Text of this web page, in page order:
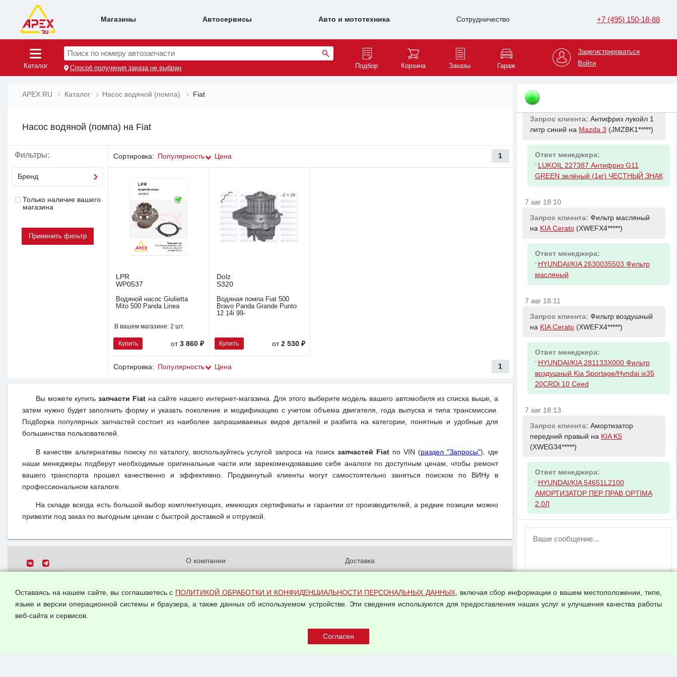
Магазины Автосервисы Авто и мототехника Сотрудничество +7 (495) 150-18-88
Каталог
Поиск по номеру автозапчасти
Способ получения заказа не выбран Подбор Корзина Заказы Гараж
Зарегистрироваться
Войти
APEX.RU Каталог Насос водяной (помпа) Fiat
Насос водяной (помпа) на Fiat
Фильтры:
Бренд
Только наличие вашего
магазина
Сортировка: Популярность Цена 1
LPR
WP0537
Водяной насос Giulietta
Mito 500 Panda Linea
В вашем магазине: 2 шт.
Купить от3 860 ₽
Dolz
S320
Водяная помпа Fiat 500
Bravo Panda Grande Punto
12 14i 99-
Купить от 2 530 ₽
Сортировка: Популярность Цена 1
Вы можете купитьзапчасти Fiatна сайте нашего интернет-магазина. Для этого выберите модель вашего автомобиля из списка выше, а
затем нужно будет заполнить форму и указать поколение и модификацию с учетом объема двигателя, года выпуска и типа трансмиссии.
Подборка популярных запчастей состоит из наиболее запрашиваемых видов деталей и разбита на категории, понятные и удобные для
большинства пользователей.
В качестве альтернативы поиску по каталогу, воспользуйтесь услугой запроса на поискзапчастей Fiat по VIN (раздел "Запросы"), где
наши менеджеры подберут необходимые оригинальные части или зарекомендовавшие себя аналоги по доступным ценам, чтобы ремонт
вашего транспорта прошел качественно и эффективно. Продвинутый клиенты могут самостоятельно заняться поиском по ВИНу в
профессиональном каталоге.
На складе всегда есть большой выбор комплектующих, имеющих сертификаты и гарантии от производителей, а редкие позиции можно
привезти под заказ по выгодным ценам с быстрой доставкой и отгрузкой.
Все права защищены.
О компании
данных
Доставка
Оплата и возвраты
Арендодателям
Оставаясь на нашем сайте, вы соглашаетесь с ПОЛИТИКОЙ ОБРАБОТКИ И КОНФИДЕНЦИАЛЬНОСТИ ПЕРСОНАЛЬНЫХ ДАННЫХ, включая сбор информации о вашем местоположении, типе,
языке и версии операционной системы и браузера, а также данных об используемом устройстве. Эти сведения используются для предоставления наших услуг и улучшения качества работы
веб-сайта и сервисов.
ниссан алмера классик 2008 года 1
Ответ менеджера:
NISSAN KLF5000001 Жидкость ГУР
Nissan PSF (1л.) ЖБ (красная)
7 авг 18:09
Запрос клиента: Антифриз лукойл 1
литр синий на Mazda 3 (JMZBK1*****)
Ответ менеджера:
- LUKOIL 227387 Антифриз G11
GREEN зелёный (1кг) ЧЕСТНЫЙ ЗНАК
7 авг 18:10
Запрос клиента: Фильтр масляный
на KIA Cerato(XWEFX4*****)
Ответ менеджера:
- HYUNDAI/KIA 2630035503 Фильтр
масляный
7 авг 18:11
Запрос клиента: Фильтр воздушный
на KIA Cerato(XWEFX4*****)
Ответ менеджера:
- HYUNDAI/KIA 281133X000 Фильтр
воздушный Kia Sportage/Hyndai ix35
20CRDi 10 Ceed
7 авг 18:13
Запрос клиента: Амортизатор
передний правый на KIA K5
(XWEG34*****)
Ответ менеджера:
- HYUNDAI/KIA 54651L2100
АМОРТИЗАТОР ПЕР ПРАВ OPTIMA
2.0Л
ВНИМАНИЕ!
пользователей временно отключена!
аккаунт.